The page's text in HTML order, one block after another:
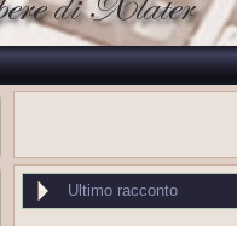
Ultimo racconto